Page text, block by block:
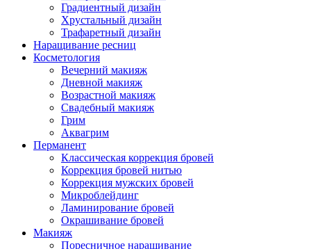
Градиентный дизайн
Хрустальный дизайн
Трафаретный дизайн
Наращивание ресниц
Косметология
Вечерний макияж
Дневной макияж
Возрастной макияж
Свадебный макияж
Грим
Аквагрим
Перманент
Классическая коррекция бровей
Коррекция бровей нитью
Коррекция мужских бровей
Микроблейдинг
Ламинирование бровей
Окрашивание бровей
Макияж
Поресничное наращивание